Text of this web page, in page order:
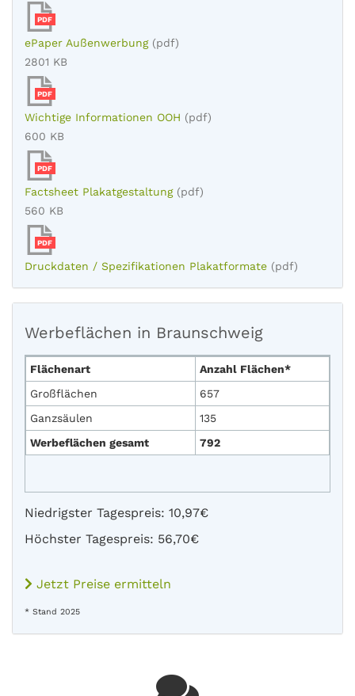
PDF
ePaper Außenwerbung (pdf)
2801 KB
PDF
Wichtige Informationen OOH (pdf)
600 KB
PDF
Factsheet Plakatgestaltung (pdf)
560 KB
PDF
Druckdaten / Spezifikationen Plakatformate (pdf)
Werbeflächen in Braunschweig
Flächenart
Anzahl Flächen*
Großflächen
657
Ganzsäulen
135
Werbeflächen gesamt
792
Niedrigster Tagespreis: 10,97€
Höchster Tagespreis: 56,70€
Jetzt Preise ermitteln
* Stand 2025